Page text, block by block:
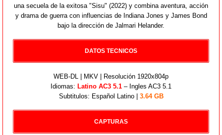
una secuela de la exitosa "Sisu" (2022) y combina aventura, acción
y drama de guerra con influencias de Indiana Jones y James Bond
bajo la dirección de Jalmari Helander.
DATOS TECNICOS
WEB-DL | MKV | Resolución 1920x804p
Idiomas: Latino AC3 5.1 – Ingles AC3 5.1
Subtitulos: Español Latino | 3.64 GB
CAPTURAS